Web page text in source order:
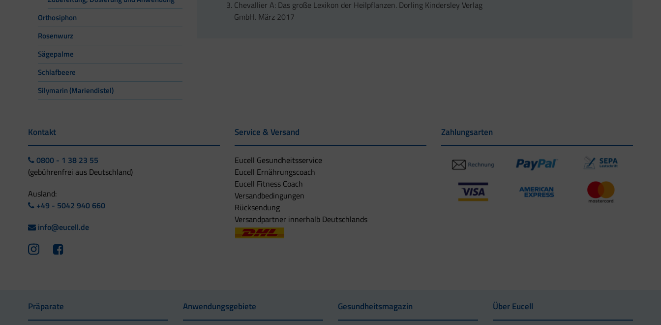
Orthosiphon
Rosenwurz
Sägepalme
Schlafbeere
Silymarin (Mariendistel)
Chevallier A: Das große Lexikon der Heilpflanzen. Dorling Kindersley Verlag
GmbH. März 2017
Kontakt
0800 - 1 38 23 55
(gebührenfrei aus Deutschland)
Ausland:
+49 - 5042 940 660
info@eucell.de
Service & Versand
Eucell Gesundheitsservice
Eucell Ernährungscoach
Eucell Fitness Coach
Versandbedingungen
Rücksendung
Versandpartner innerhalb Deutschlands
Zahlungsarten
Präparate Anwendungsgebiete Gesundheitsmagazin Über Eucell